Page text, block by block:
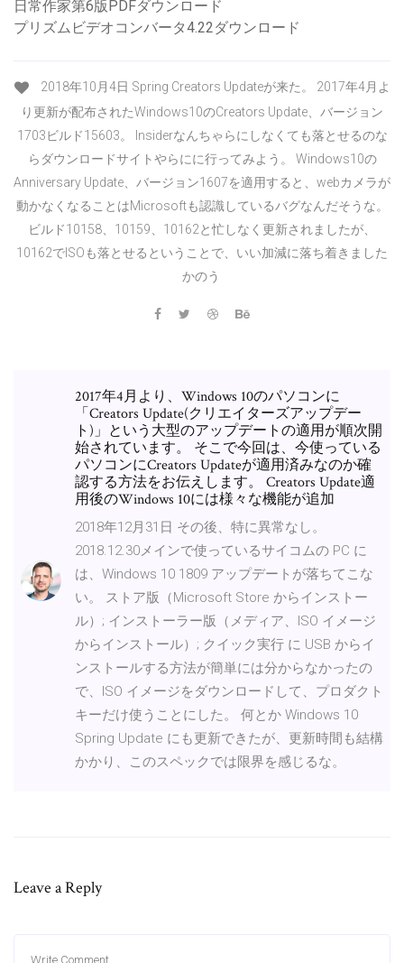
日常作家第6版PDFダウンロード
プリズムビデオコンバータ4.22ダウンロード
2018年10月4日 Spring Creators Updateが来た。 2017年4月よ
り更新が配布されたWindows10のCreators Update、バージョン
1703ビルド15603。 Insiderなんちゃらにしなくても落とせるのな
らダウンロードサイトやらにに行ってみよう。 Windows10の
Anniversary Update、バージョン1607を適用すると、webカメラが
動かなくなることはMicrosoftも認識しているバグなんだそうな。
ビルド10158、10159、10162と忙しなく更新されましたが、
10162でISOも落とせるということで、いい加減に落ち着きました
かのう
2017年4月より、Windows 10のパソコンに
「Creators Update(クリエイターズアップデー
ト)」という大型のアップデートの適用が順次開
始されています。 そこで今回は、今使っている
パソコンにCreators Updateが適用済みなのか確
認する方法をお伝えします。 Creators Update適
用後のWindows 10には様々な機能が追加
2018年12月31日 その後、特に異常なし。
2018.12.30メインで使っているサイコムの PC に
は、Windows 10 1809 アップデートが落ちてこな
い。 ストア版（Microsoft Store からインストー
ル）; インストーラー版（メディア、ISO イメージ
からインストール）; クイック実行 に USB からイ
ンストールする方法が簡単には分からなかったの
で、ISO イメージをダウンロードして、プロダクト
キーだけ使うことにした。 何とか Windows 10
Spring Update にも更新できたが、更新時間も結構
かかり、このスペックでは限界を感じるな。
Leave a Reply